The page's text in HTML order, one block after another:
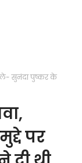
सुनंदा पुष्कर के
पर